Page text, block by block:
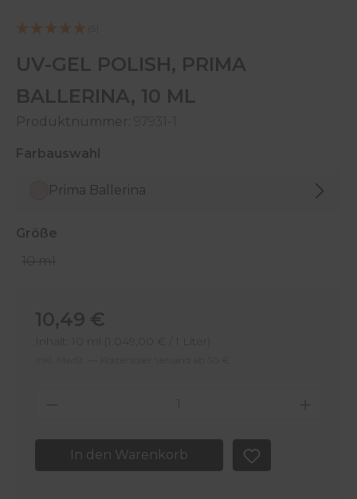
UV-GEL POLISH, PRIMA
BALLERINA, 10 ML
Produktnummer: 97931-1
Farbauswahl
Prima Ballerina
Größe
10 ml
Regulärer Preis:
10,49 €
Inhalt: (1.049,00 € / 1 Liter)
Produkt Anzahl: Gib den
In den Warenkorb